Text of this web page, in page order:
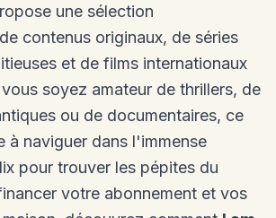
une sélection
contenus originaux, de séries
et de films internationaux
soyez amateur de thrillers, de
ou de documentaires, ce
à naviguer dans l'immense
pour trouver les pépites du
votre abonnement et vos